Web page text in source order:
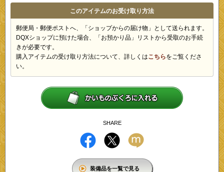
このアイテムのお受け取り方法
郵便局・郵便ポストへ、「ショップからの届け物」として送られます。
DQXショップに預けた場合、「お預かり品」リストから受取のお手続
きが必要です。
購入アイテムの受け取り方法について、詳しくはこちらをご覧くださ
い。
SHARE
装備品を一覧で見る